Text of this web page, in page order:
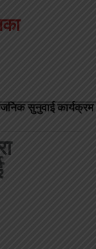
सुनुवाई कार्यक्रम